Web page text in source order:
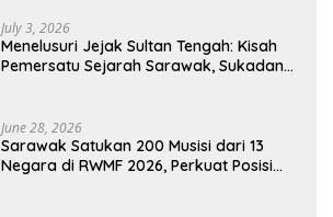
July 3, 2026
Menelusuri Jejak Sultan Tengah: Kisah
Pemersatu Sejarah Sarawak, Sukadana,
June 28, 2026
Sarawak Satukan 200 Musisi dari 13
Negara di RWMF 2026, Perkuat Posisi